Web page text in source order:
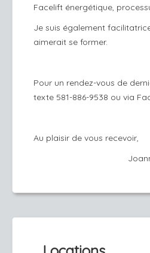
Facelift énergétique,
Je suis également
aimerait se former.
Pour un rendez-vous de
texte 581-886-9538 ou via
Au plaisir de vous recevoir,